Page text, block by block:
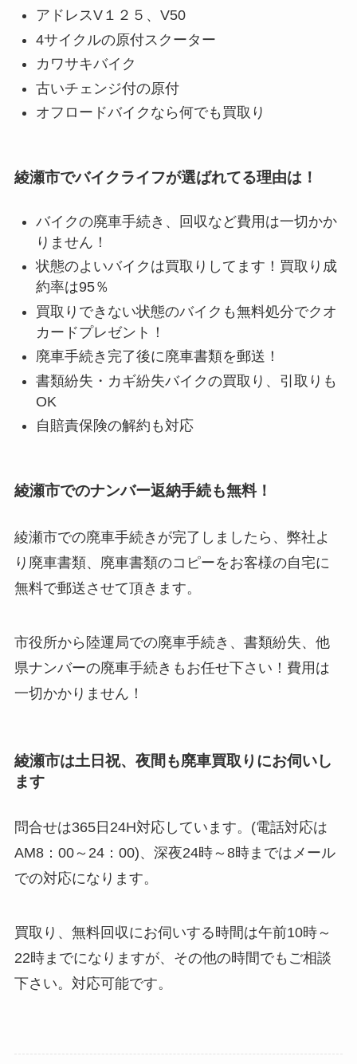
アドレスV１２５、V50
4サイクルの原付スクーター
カワサキバイク
古いチェンジ付の原付
オフロードバイクなら何でも買取り
綾瀬市でバイクライフが選ばれてる理由は！
バイクの廃車手続き、回収など費用は一切かか
りません！
状態のよいバイクは買取りしてます！買取り成
約率は95％
買取りできない状態のバイクも無料処分でクオ
カードプレゼント！
廃車手続き完了後に廃車書類を郵送！
書類紛失・カギ紛失バイクの買取り、引取りも
OK
自賠責保険の解約も対応
綾瀬市でのナンバー返納手続も無料！
綾瀬市での廃車手続きが完了しましたら、弊社よ
り廃車書類、廃車書類のコピーをお客様の自宅に
無料で郵送させて頂きます。
市役所から陸運局での廃車手続き、書類紛失、他
県ナンバーの廃車手続きもお任せ下さい！費用は
一切かかりません！
綾瀬市は土日祝、夜間も廃車買取りにお伺いし
ます
問合せは365日24H対応しています。(電話対応は
AM8：00～24：00)、深夜24時～8時まではメール
での対応になります。
買取り、無料回収にお伺いする時間は午前10時～
22時までになりますが、その他の時間でもご相談
下さい。対応可能です。